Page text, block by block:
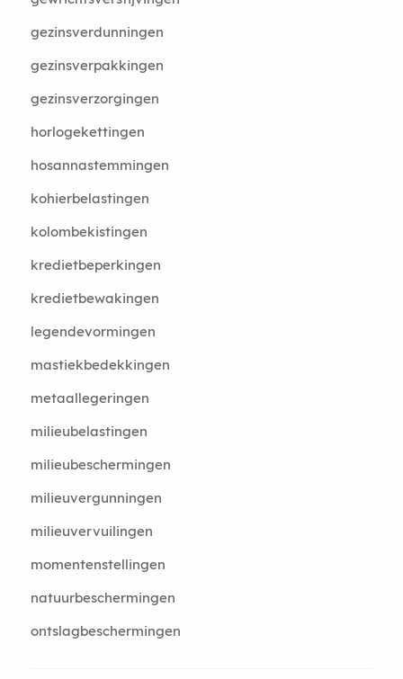
gezinsverdunningen
gezinsverpakkingen
gezinsverzorgingen
horlogekettingen
hosannastemmingen
kohierbelastingen
kolombekistingen
kredietbeperkingen
kredietbewakingen
legendevormingen
mastiekbedekkingen
metaallegeringen
milieubelastingen
milieubeschermingen
milieuvergunningen
milieuvervuilingen
momentenstellingen
natuurbeschermingen
ontslagbeschermingen